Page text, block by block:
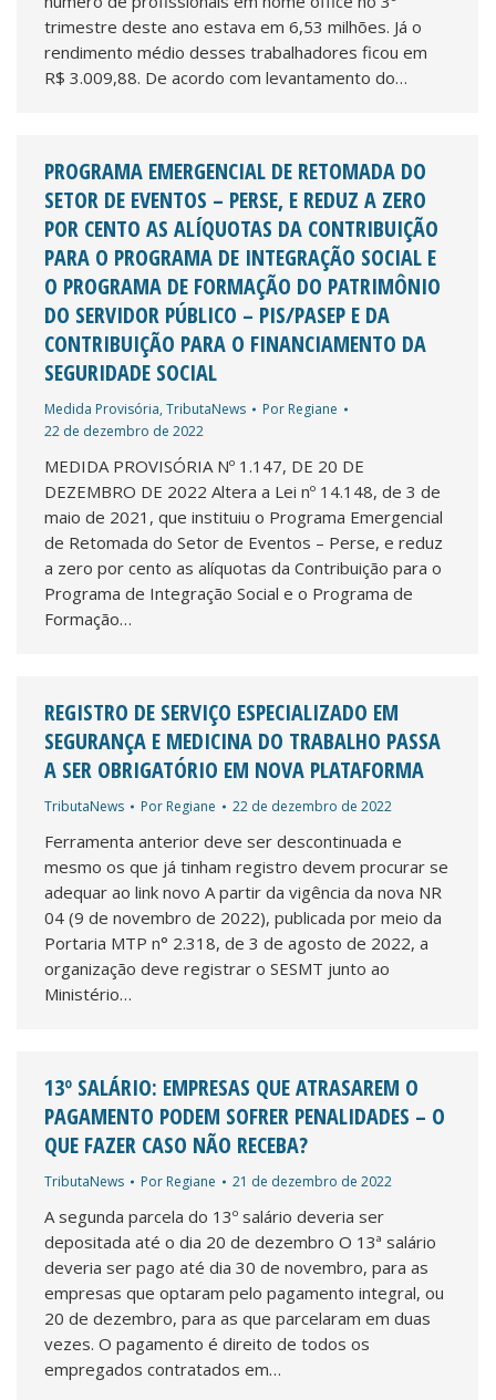
trimestre deste ano estava em 6,53 milhões. Já o
rendimento médio desses trabalhadores ficou em
R$ 3.009,88. De acordo com levantamento do…
PROGRAMA EMERGENCIAL DE RETOMADA DO
SETOR DE EVENTOS – PERSE, E REDUZ A ZERO
POR CENTO AS ALÍQUOTAS DA CONTRIBUIÇÃO
PARA O PROGRAMA DE INTEGRAÇÃO SOCIAL E
O PROGRAMA DE FORMAÇÃO DO PATRIMÔNIO
DO SERVIDOR PÚBLICO – PIS/PASEP E DA
CONTRIBUIÇÃO PARA O FINANCIAMENTO DA
SEGURIDADE SOCIAL
Medida Provisória,TributaNews Por Regiane
22 de dezembro de 2022
MEDIDA PROVISÓRIA Nº 1.147, DE 20 DE
DEZEMBRO DE 2022 Altera a Lei nº 14.148, de 3 de
maio de 2021, que instituiu o Programa Emergencial
de Retomada do Setor de Eventos – Perse, e reduz
a zero por cento as alíquotas da Contribuição para o
Programa de Integração Social e o Programa de
Formação…
REGISTRO DE SERVIÇO ESPECIALIZADO EM
SEGURANÇA E MEDICINA DO TRABALHO PASSA
A SER OBRIGATÓRIO EM NOVA PLATAFORMA
TributaNews Por Regiane 22 de dezembro de 2022
Ferramenta anterior deve ser descontinuada e
mesmo os que já tinham registro devem procurar se
adequar ao link novo A partir da vigência da nova NR
04 (9 de novembro de 2022), publicada por meio da
Portaria MTP n° 2.318, de 3 de agosto de 2022, a
organização deve registrar o SESMT junto ao
Ministério…
13º SALÁRIO: EMPRESAS QUE ATRASAREM O
PAGAMENTO PODEM SOFRER PENALIDADES – O
QUE FAZER CASO NÃO RECEBA?
TributaNews Por Regiane 21 de dezembro de 2022
A segunda parcela do 13º salário deveria ser
depositada até o dia 20 de dezembro O 13ª salário
deveria ser pago até dia 30 de novembro, para as
empresas que optaram pelo pagamento integral, ou
20 de dezembro, para as que parcelaram em duas
vezes. O pagamento é direito de todos os
empregados contratados em…